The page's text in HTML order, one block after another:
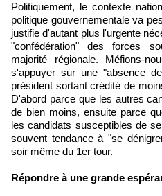
Politiquement, le contexte
politique gouvernementale va
justifie d'autant plus l'urgente
"confédération" des forces
majorité régionale. Méfions-
s'appuyer sur une "absence
président sortant crédité de
D'abord parce que les autres
de bien moins, ensuite parce
les candidats susceptibles de
souvent tendance à "se
soir même du 1er tour.
Répondre à une grande